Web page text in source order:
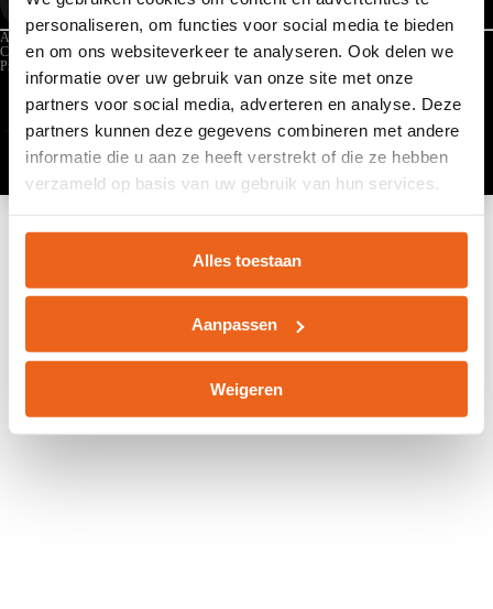
personaliseren, om functies voor social media te bieden
en om ons websiteverkeer te analyseren. Ook delen we
informatie over uw gebruik van onze site met onze
partners voor social media, adverteren en analyse. Deze
partners kunnen deze gegevens combineren met andere
informatie die u aan ze heeft verstrekt of die ze hebben
verzameld op basis van uw gebruik van hun services.
Alles toestaan
Aanpassen
Weigeren
Algemene voorwaarden
Cookies
Privacyverklaring